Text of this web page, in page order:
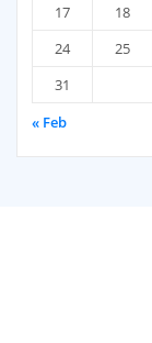
17
18
24
25
31
« Feb